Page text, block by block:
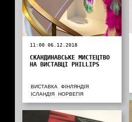
11:00 06.12.2018
СКАНДИНАВСЬКЕ МИСТЕЦТВО
НА ВИСТАВЦІ PHILLIPS
ВИСТАВКА
ФІНЛЯНДІЯ
ІСЛАНДІЯ
НОРВЕГІЯ